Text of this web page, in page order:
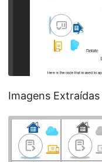
Imagens Extraídas